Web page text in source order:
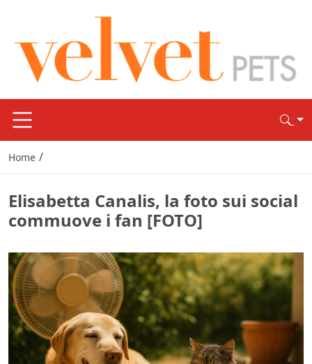
Home /
Elisabetta Canalis, la foto sui social
commuove i fan [FOTO]